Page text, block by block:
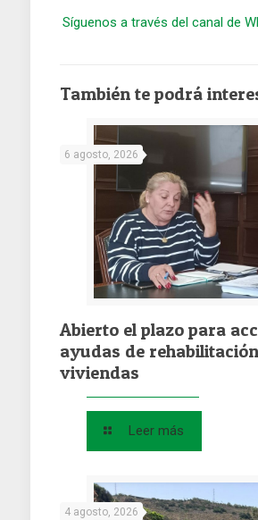
Síguenos a través del canal de
También te podrá
6 agosto, 2026
Abierto el plazo para
ayudas de
viviendas
Leer más
4 agosto, 2026